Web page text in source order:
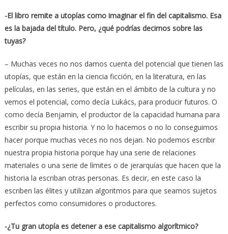
-El libro remite a utopías como imaginar el fin del capitalismo. Esa
es la bajada del título. Pero, ¿qué podrías decirnos sobre las
tuyas?
– Muchas veces no nos damos cuenta del potencial que tienen las
utopías, que están en la ciencia ficción, en la literatura, en las
películas, en las series, que están en el ámbito de la cultura y no
vemos el potencial, como decía Lukács, para producir futuros. O
como decía Benjamin, el productor de la capacidad humana para
escribir su propia historia. Y no lo hacemos o no lo conseguimos
hacer porque muchas veces no nos dejan. No podemos escribir
nuestra propia historia porque hay una serie de relaciones
materiales o una serie de límites o de jerarquías que hacen que la
historia la escriban otras personas. Es decir, en este caso la
escriben las élites y utilizan algoritmos para que seamos sujetos
perfectos como consumidores o productores.
-¿Tu gran utopía es detener a ese capitalismo algorítmico?